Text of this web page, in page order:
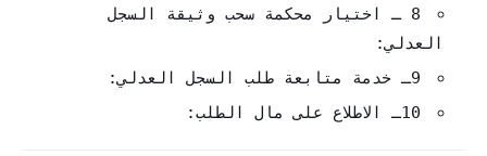
8 ـ اختيار محكمة سحب وثيقة السجل
العدلي:
9ـ خدمة متابعة طلب السجل العدلي:
10ـ الاطلاع على مال الطلب: